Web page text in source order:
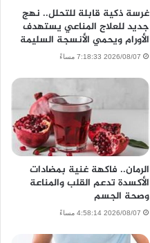
غرسة ذكية قابلة للتحلل.. نهج
جديد للعلاج المناعي يستهدف
الأورام ويحمي الأنسجة السليمة
2026/08/07 7:18:33 مساءً
الرمان.. فاكهة غنية بمضادات
الأكسدة تدعم القلب والمناعة
وصحة الجسم
2026/08/07 4:58:14 مساءً